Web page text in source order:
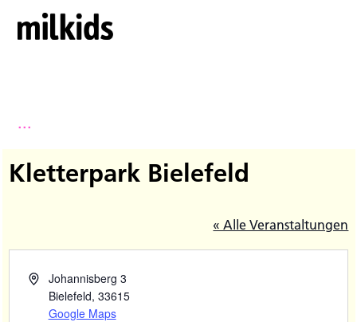
...
Kletterpark Bielefeld
« Alle Veranstaltungen
Johannisberg 3
Bielefeld, 33615
Google Maps